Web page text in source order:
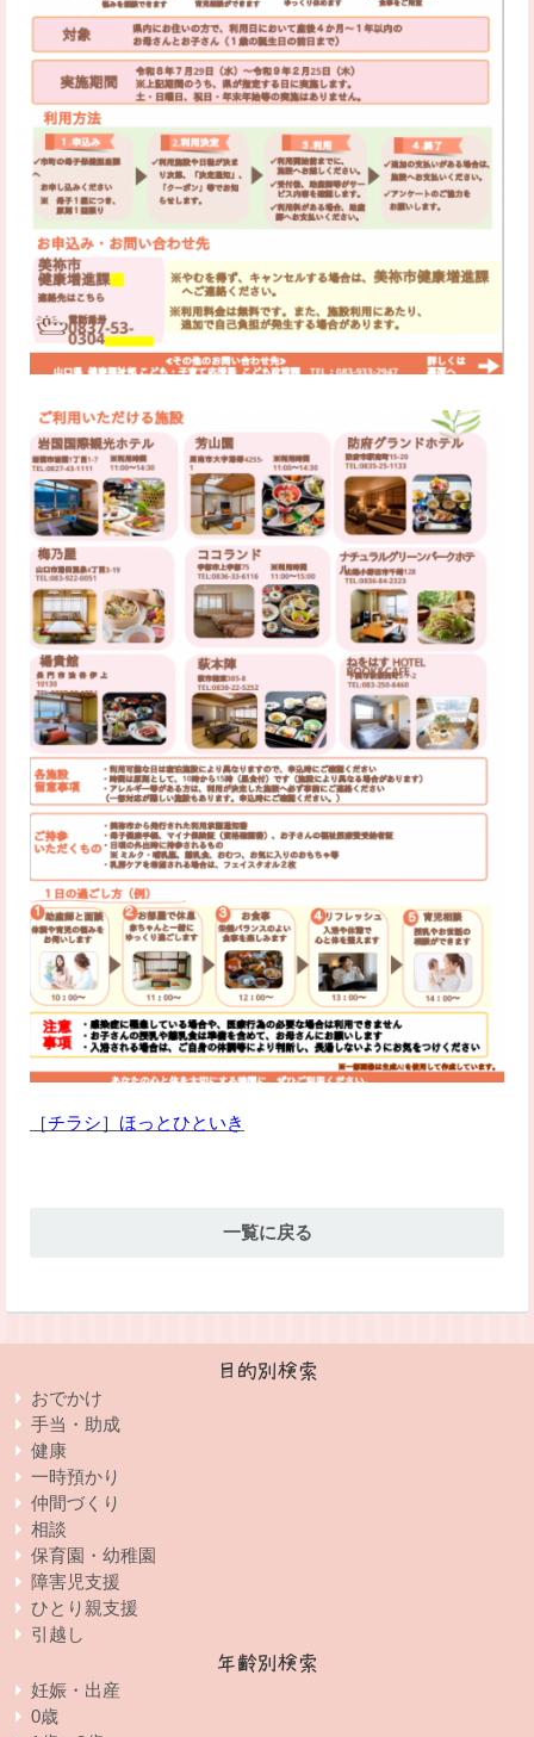
［チラシ］ほっとひといき
一覧に戻る
目的別検索
おでかけ
手当・助成
健康
一時預かり
仲間づくり
相談
保育園・幼稚園
障害児支援
ひとり親支援
引越し
年齢別検索
妊娠・出産
0歳